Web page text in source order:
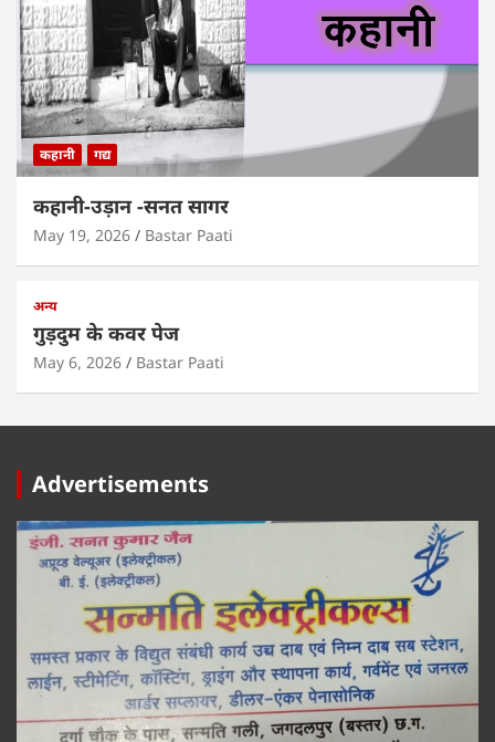
कहानी गद्य
कहानी-उड़ान -सनत सागर
May 19, 2026 Bastar Paati
अन्य
गुड़दुम के कवर पेज
May 6, 2026 Bastar Paati
Advertisements